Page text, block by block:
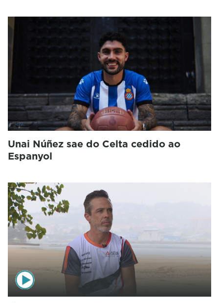
Unai Núñez sae do Celta cedido ao
Espanyol